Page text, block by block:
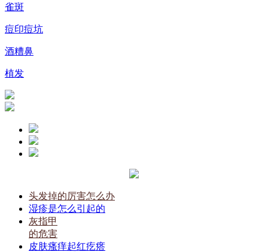
雀斑
痘印痘坑
酒糟鼻
植发
头发掉的厉害怎么办
湿疹是怎么引起的
灰指甲
的危害
皮肤瘙痒起红疙瘩